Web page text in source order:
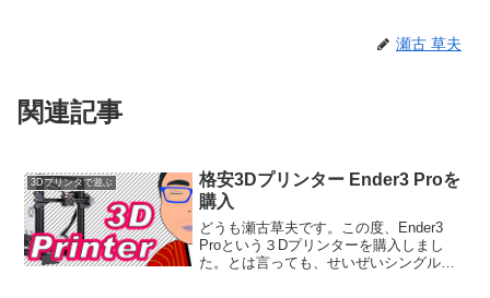
瀬古 草夫
関連記事
3Dプリンタで遊ぶ
格安3Dプリンター Ender3 Proを
購入
どうも瀬古草夫です。この度、Ender3
Proという３Dプリンターを購入しまし
た。とは言っても、せいぜいシングルボ